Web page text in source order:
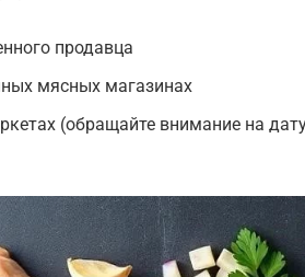
продавца
мясных магазинах
(обращайте внимание на